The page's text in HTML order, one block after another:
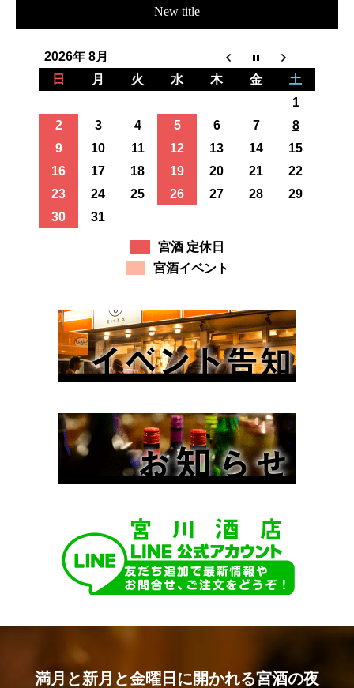
New title
2026年 8月
日
月 火 水 木 金
土
1
2
3 4 5 6 7
8
9
10 11 12 13 14
15
16
17 18 19 20 21
22
23
24 25 26 27 28
29
30
31
宮酒 定休日
宮酒イベント
満月と新月と金曜日に開かれる宮酒の夜